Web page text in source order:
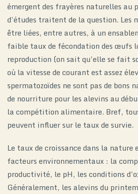
émergent des frayères naturelles au
d’études traitent de la question. Les
être liées, entre autres, à un
faible taux de fécondation des œufs
reproduction (on sait qu’elle se fait
où la vitesse de courant est assez
spermatozoïdes ne sont pas de bons
de nourriture pour les alevins au
la compétition alimentaire. Bref,
peuvent influer sur le taux de survie.
Le taux de croissance dans la nature
facteurs environnementaux : la
productivité, le pH, les conditions
Généralement, les alevins du